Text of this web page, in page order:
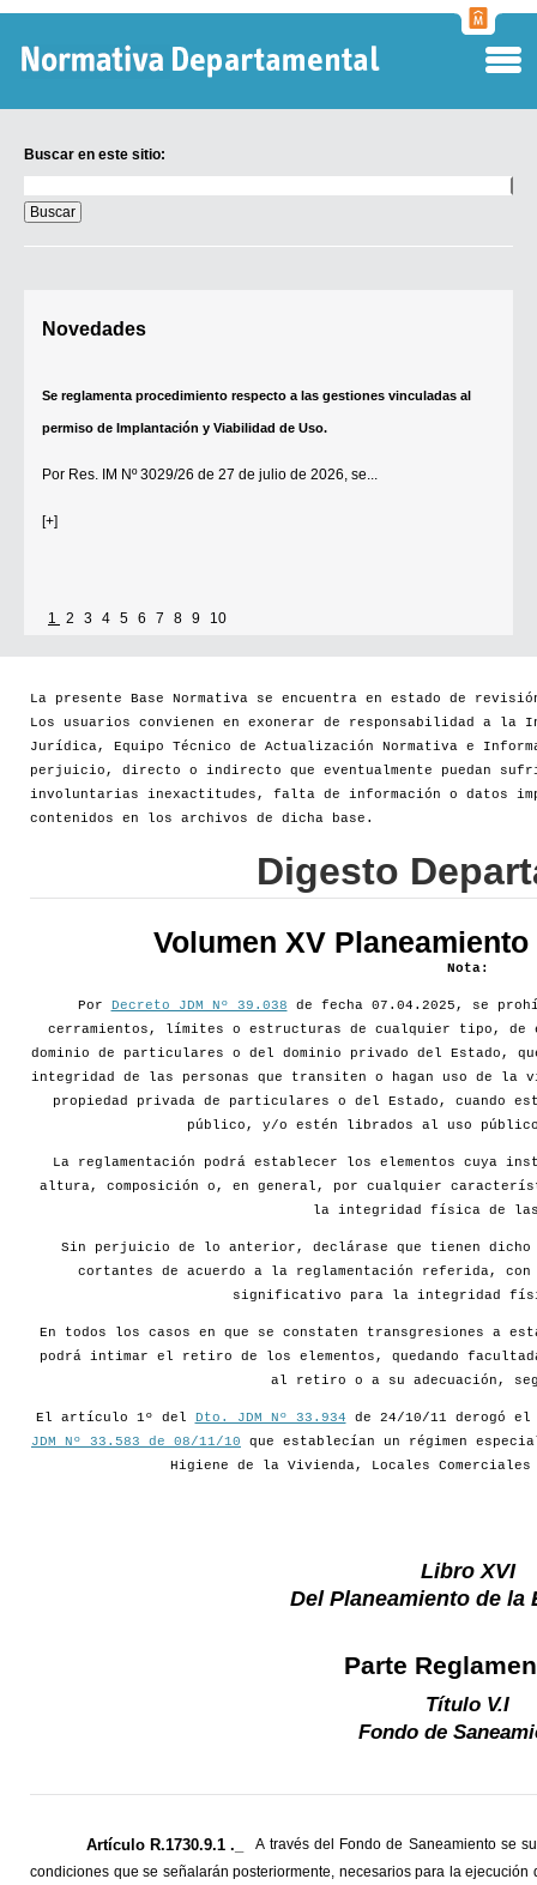
Buscar en este sitio:
en
este
sitio:
Novedades
Se reglamenta procedimiento respecto a las gestiones vinculadas al
permiso de Implantación y Viabilidad de Uso.
Por Res. IM Nº 3029/26 de 27 de julio de 2026, se...
[+]
1 2 3 4 5 6 7 8 9 10
La presente Base Normativa se encuentra en estado de
Los usuarios convienen en exonerar de responsabilidad a la
Jurídica, Equipo Técnico de Actualización Normativa e
perjuicio, directo o indirecto que eventualmente puedan
involuntarias inexactitudes, falta de información o datos
contenidos en los archivos de dicha base.
Digesto
Volumen XV
Nota:
Por Decreto JDM Nº 39.038 de fecha 07.04.2025, se
cerramientos, límites o estructuras de cualquier tipo, de
dominio de particulares o del dominio privado del Estado,
integridad de las personas que transiten o hagan uso de la
propiedad privada de particulares o del Estado, cuando
público, y/o estén librados al uso
La reglamentación podrá establecer los elementos cuya
altura, composición o, en general, por cualquier
la integridad física de las
Sin perjuicio de lo anterior, declárase que tienen dicho
cortantes de acuerdo a la reglamentación referida,
significativo para la integridad
En todos los casos en que se constaten transgresiones a
podrá intimar el retiro de los elementos, quedando
al retiro o a su adecuación,
El artículo 1º del Dto. JDM Nº 33.934 de 24/10/11 derogó
JDM Nº 33.583 de 08/11/10 que establecían un régimen
Higiene de la Vivienda, Locales
Libro XVI
Del Planeamiento de la
Parte
Título V.I
Fondo de
Artículo R.1730.9.1 ._
A través del Fondo de Saneamiento se
condiciones que se señalarán posteriormente, necesarios para la